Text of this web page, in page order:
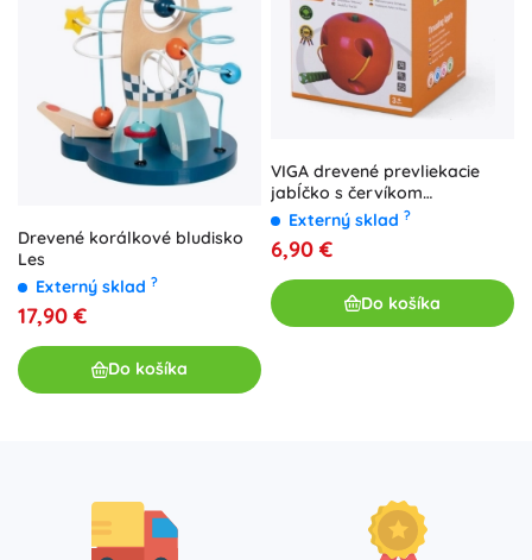
Drevené korálkové bludisko
Les
Externý sklad ?
17,90 €
Do košíka
VIGA drevené prevliekacie
jabĺčko s červíkom
Montessori
Externý sklad ?
6,90 €
Do košíka